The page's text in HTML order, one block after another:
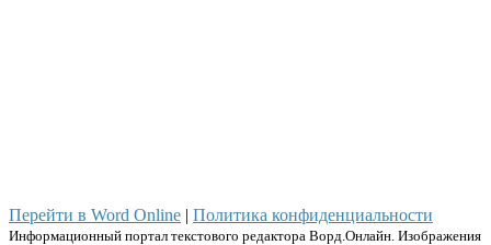
Перейти в Word Online | Политика конфиденциальности
Информационный портал текстового редактора Ворд.Онлайн. Изображения